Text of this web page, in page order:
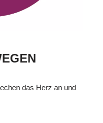
das Herz an und